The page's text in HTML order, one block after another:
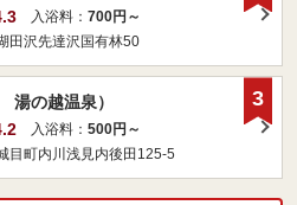
入浴料： 700円～
田沢先達沢国有林50
の越温泉）
入浴料： 500円～
目町内川浅見内後田125-5
3